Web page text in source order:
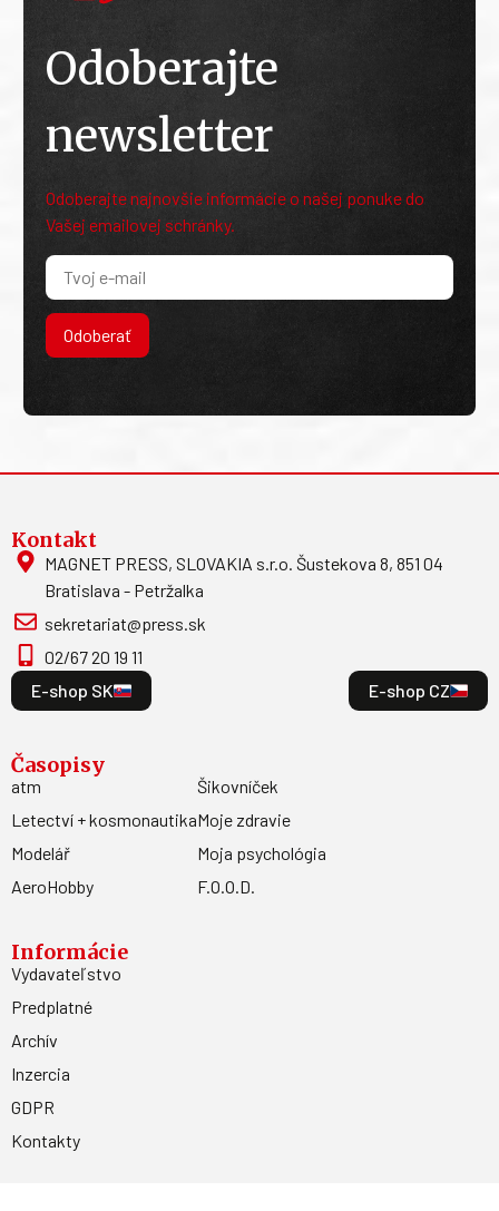
Odoberajte
newsletter
Odoberajte najnovšie informácie o našej ponuke do
Vašej emailovej schránky.
Odoberať
Kontakt
MAGNET PRESS, SLOVAKIA s.r.o. Šustekova 8, 851 04
Bratislava - Petržalka
sekretariat@press.sk
02/67 20 19 11
E-shop SK
E-shop CZ
Časopisy
atm
Letectví + kosmonautika
Modelář
AeroHobby
Šikovníček
Moje zdravie
Moja psychológia
F.O.O.D.
Informácie
Vydavateľstvo
Predplatné
Archív
Inzercia
GDPR
Kontakty